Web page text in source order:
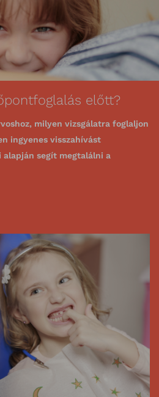
előtt?
milyen vizsgálatra foglaljon
ingyenes visszahívást
alapján segít megtalálni a